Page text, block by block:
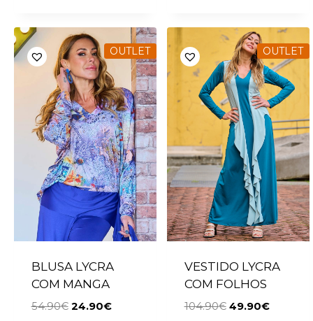
OUTLET
BLUSA LYCRA
COM MANGA
54.90€ 24.90€
OUTLET
VESTIDO LYCRA
COM FOLHOS
104.90€ 49.90€